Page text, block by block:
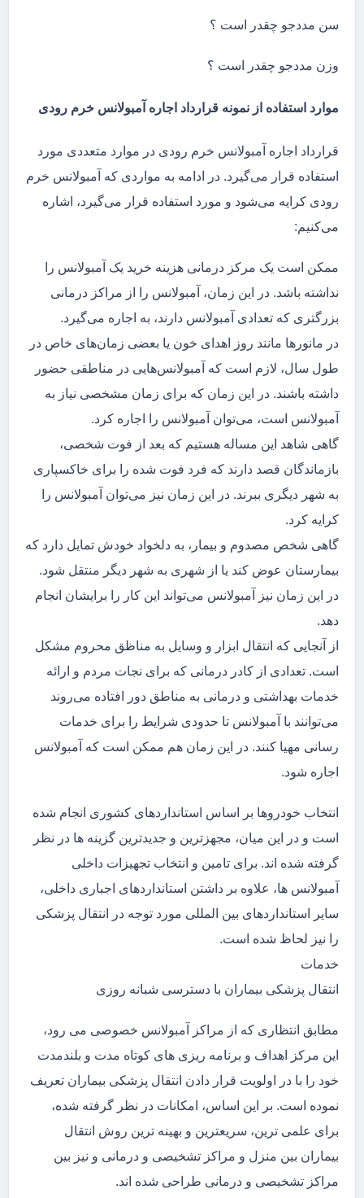
سن مددجو چقدر است ؟
وزن مددجو چقدر است ؟
موارد استفاده از نمونه قرارداد اجاره آمبولانس خرم رودی
قرارداد اجاره آمبولانس خرم رودی در موارد متعددی مورد
استفاده قرار می‌گیرد. در ادامه به مواردی که آمبولانس خرم
رودی کرایه می‌شود و مورد استفاده قرار می‌گیرد، اشاره
می‌کنیم:
ممکن است یک مرکز درمانی هزینه خرید یک آمبولانس را
نداشته باشد. در این زمان، آمبولانس را از مراکز درمانی
بزرگتری که تعدادی آمبولانس دارند، به اجاره می‌گیرد.
در مانور‌ها مانند روز اهدای خون یا بعضی زمان‌های خاص در
طول سال، لازم است که آمبولانس‌هایی در مناطقی حضور
داشته باشند. در این زمان که برای زمان مشخصی نیاز به
آمبولانس است، می‌توان آمبولانس را اجاره کرد.
گاهی شاهد این مساله هستیم که بعد از فوت شخصی،
بازماندگان قصد دارند که فرد فوت شده را برای خاکسپاری
به شهر دیگری ببرند. در این زمان نیز می‌توان آمبولانس را
کرایه کرد.
گاهی شخص مصدوم و بیمار، به دلخواد خودش تمایل دارد که
بیمارستان عوض کند یا از شهری به شهر دیگر منتقل شود.
در این زمان نیز آمبولانس می‌تواند این کار را برایشان انجام
دهد.
از آنجایی که انتقال ابزار و وسایل به مناظق محروم مشکل
است. تعدادی از کادر درمانی که برای نجات مردم و ارائه
خدمات بهداشتی و درمانی به مناطق دور افتاده می‌روند
می‌توانند با آمبولانس تا حدودی شرایط را برای خدمات
رسانی مهیا کنند. در این زمان هم ممکن است که آمبولانس
اجاره شود.
انتخاب خودروها بر اساس استانداردهای کشوری انجام شده
است و در این میان، مجهزترین و جدیدترین گزینه ها در نظر
گرفته شده اند. برای تامین و انتخاب تجهیزات داخلی
آمبولانس ها، علاوه بر داشتن استانداردهای اجباری داخلی،
سایر استانداردهای بین المللی مورد توجه در انتقال پزشکی
را نیز لحاظ شده است.
خدمات
انتقال پزشکی بیماران با دسترسی شبانه روزی
مطابق انتظاری که از مراکز آمبولانس خصوصی می رود،
این مرکز اهداف و برنامه ریزی های کوتاه مدت و بلندمدت
خود را با در اولویت قرار دادن انتقال پزشکی بیماران تعریف
نموده است. بر این اساس، امکانات در نظر گرفته شده،
برای علمی ترین، سریعترین و بهینه ترین روش انتقال
بیماران بین منزل و مراکز تشخیصی و درمانی و نیز بین
مراکز تشخیصی و درمانی طراحی شده اند.